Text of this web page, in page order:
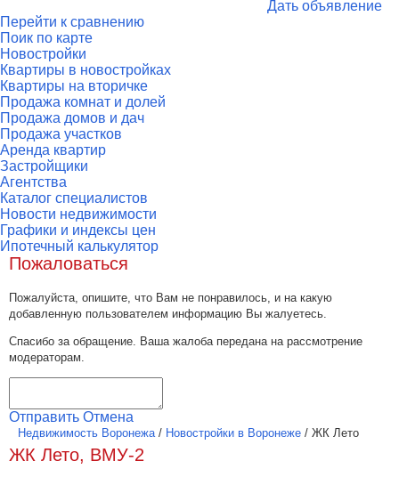
Дать объявление
Перейти к сравнению
Поик по карте
Новостройки
Квартиры в новостройках
Квартиры на вторичке
Продажа комнат и долей
Продажа домов и дач
Продажа участков
Аренда квартир
Застройщики
Агентства
Каталог специалистов
Новости недвижимости
Графики и индексы цен
Ипотечный калькулятор
Пожаловаться
Пожалуйста, опишите, что Вам не понравилось, и на какую
добавленную пользователем информацию Вы жалуетесь.
Спасибо за обращение. Ваша жалоба передана на рассмотрение
модераторам.
Отправить Отмена
Недвижимость Воронежа/ Новостройки в Воронеже / ЖК Лето
ЖК Лето, ВМУ-2